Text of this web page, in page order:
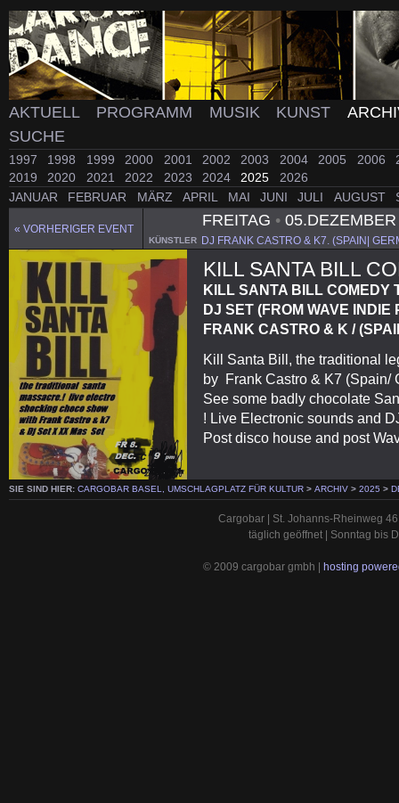
AKTUELL PROGRAMM MUSIK KUNST
SUCHE
1997 1998 1999 2000 2001 2002 2003 2004 2005 2006
2019
2020 2021 2022 2023 2024 2025
2026
JANUAR
FEBRUAR MÄRZ APRIL MAI JUNI JULI AUGUST
« VORHERIGER EVENT
FREITAG •
KÜNSTLER DJ FRANK CASTRO & K7. (SPAIN|
KILL SANTA BILL
KILL SANTA BILL COMEDY
DJ SET (FROM WAVE
FRANK CASTRO & K /
Kill Santa Bill, the traditional
by Frank Castro & K7 (Spain/
See some badly chocolate
! Live Electronic sounds and
Post disco house and post
SIE SIND HIER: CARGOBAR BASEL, UMSCHLAGPLATZ FÜR KULTUR > ARCHIV > 2025 >
Cargobar | St. Johanns-Rheinweg
täglich geöffnet | Sonntag bis
© 2009 cargobar gmbh | hosting